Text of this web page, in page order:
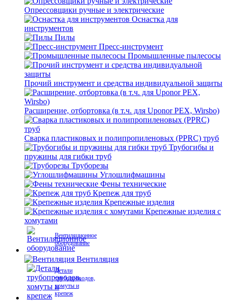
Опрессовщики ручные и электрические
Оснастка для
инструментов
Пилы
Пресс-инструмент
Промышленные пылесосы
Прочий инструмент и средства индивидуальной защиты
Расширение, отбортовка (в т.ч. для Uponor PEX, Wirsbo)
Сварка пластиковых и полипропиленовых (PPRC) труб
Трубогибы и
пружины для гибки труб
Труборезы
Углошлифмашины
Фены технические
Крепеж для труб
Крепежные изделия
Крепежные изделия с
хомутами
Вентиляционное
оборудование
Вентиляция
Детали
трубопроводов,
хомуты и
крепеж